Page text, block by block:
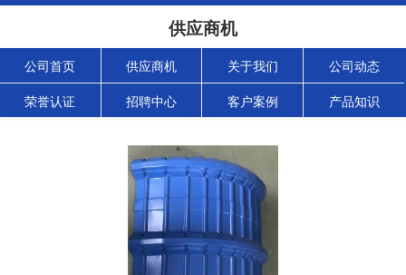
供应商机
公司首页 供应商机 关于我们 公司动态
荣誉认证 招聘中心 客户案例 产品知识